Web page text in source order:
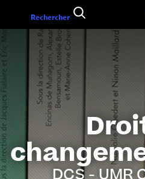
DCS - UMR
Rechercher